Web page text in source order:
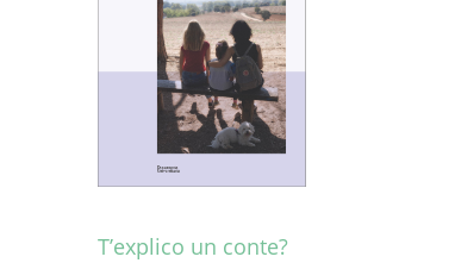
T’explico un conte?